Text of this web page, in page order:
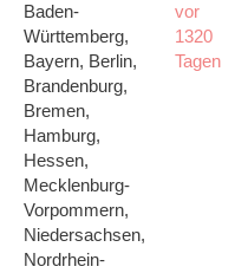
Baden-
Württemberg,
Bayern, Berlin,
Brandenburg,
Bremen,
Hamburg,
Hessen,
Mecklenburg-
Vorpommern,
Niedersachsen,
Nordrhein-
vor
1320
Tagen